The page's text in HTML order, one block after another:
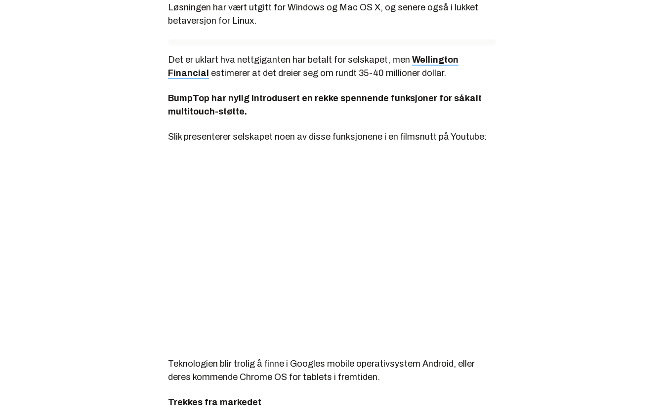
Løsningen har vært utgitt for Windows og Mac OS X, og senere også i lukket
betaversjon for Linux.
Det er uklart hva nettgiganten har betalt for selskapet, men Wellington
Financial estimerer at det dreier seg om rundt 35-40 millioner dollar.
BumpTop har nylig introdusert en rekke spennende funksjoner for såkalt
multitouch-støtte.
Slik presenterer selskapet noen av disse funksjonene i en filmsnutt på Youtube:
Teknologien blir trolig å finne i Googles mobile operativsystem Android, eller
deres kommende Chrome OS for tablets i fremtiden.
Trekkes fra markedet